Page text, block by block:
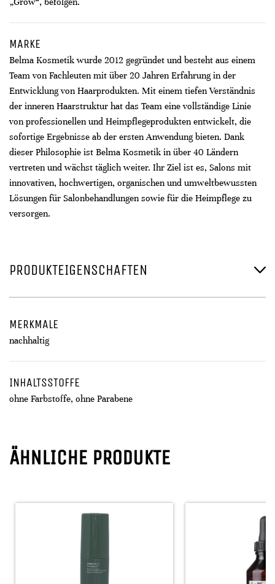
MARKE
Belma Kosmetik wurde 2012 gegründet und besteht aus einem
Team von Fachleuten mit über 20 Jahren Erfahrung in der
Entwicklung von Haarprodukten. Mit einem tiefen Verständnis
der inneren Haarstruktur hat das Team eine vollständige Linie
von professionellen und Heimpflegeprodukten entwickelt, die
sofortige Ergebnisse ab der ersten Anwendung bieten. Dank
dieser Philosophie ist Belma Kosmetik in über 40 Ländern
vertreten und wächst täglich weiter. Ihr Ziel ist es, Salons mit
innovativen, hochwertigen, organischen und umweltbewussten
Lösungen für Salonbehandlungen sowie für die Heimpflege zu
versorgen.
PRODUKTEIGENSCHAFTEN
MERKMALE
nachhaltig
INHALTSSTOFFE
ohne Farbstoffe, ohne Parabene
ÄHNLICHE PRODUKTE